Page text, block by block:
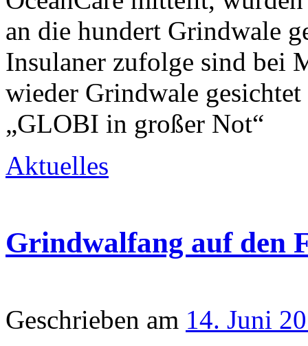
an die hundert Grindwale
Insulaner zufolge sind bei
wieder Grindwale
„GLOBI in großer Not“
Aktuelles
Grindwalfang auf den
Geschrieben am 14. Juni